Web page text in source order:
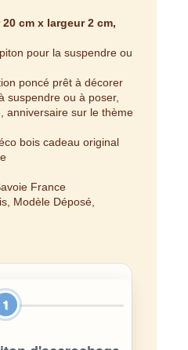
cm x largeur 2 cm,
pour la suspendre ou
poncé prêt à décorer
suspendre ou à poser,
anniversaire sur le thème
bois cadeau original
France
Modèle Déposé,
1